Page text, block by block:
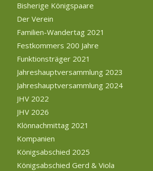
Bisherige Königspaare
Der Verein
Familien-Wandertag 2021
Festkommers 200 Jahre
Funktionsträger 2021
Jahreshauptversammlung 2023
Jahreshauptversammlung 2024
JHV 2022
JHV 2026
Klönnachmittag 2021
Kompanien
Königsabschied 2025
Königsabschied Gerd & Viola